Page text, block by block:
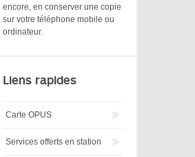
encore, en conserver une copie
sur votre téléphone mobile ou
ordinateur.
Liens rapides
Carte OPUS
Services offerts en station